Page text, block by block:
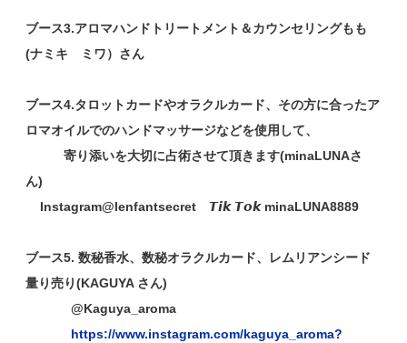
ブース3.アロマハンドトリートメント＆カウンセリングもも
(ナミキ ミワ）さん
ブース4.タロットカードやオラクルカード、その方に合ったア
ロマオイルでのハンドマッサージなどを使用して、
寄り添いを大切に占術させて頂きます(minaLUNAさ
ん)
Instagram@lenfantsecret 𝙏𝙞𝙠 𝙏𝙤𝙠 minaLUNA8889
ブース5. 数秘香水、数秘オラクルカード、レムリアンシード
量り売り(KAGUYA さん)
@Kaguya_aroma
https://www.instagram.com/kaguya_aroma?